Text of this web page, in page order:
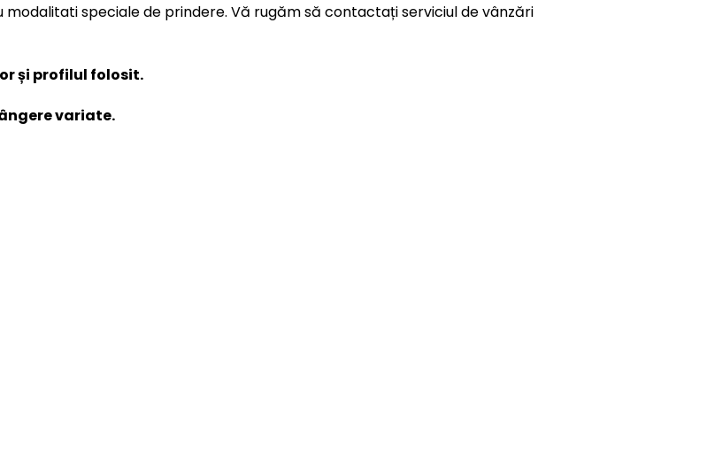
speciale de prindere. Vă rugăm să contactați serviciul de vânzări
și profilul folosit.
variate.